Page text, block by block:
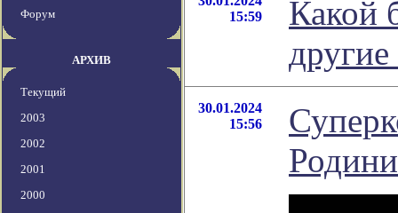
Форум
АРХИВ
Текущий
2003
2002
2001
2000
15:59
Какой
30.01.2024
15:56